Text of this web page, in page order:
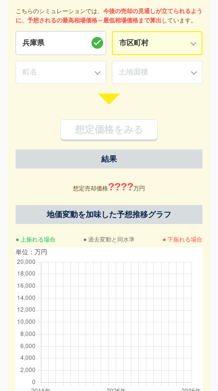
こちらのシミュレーションでは、 今後の売却の見通しが立てられるよう
に、予想されるの最高相場価格～最低相場価格まで算出 しています。
想定価格をみる
結果
想定売却価格????万円
地価変動を加味した予想推移グラフ
● 上振れる場合 ● 過去変動と同水準 ● 下振れる場合
単位：万円